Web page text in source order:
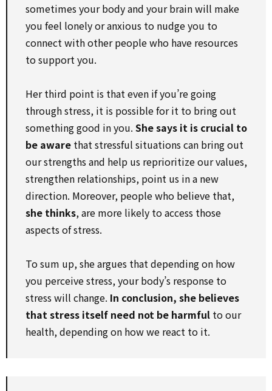
sometimes your body and your brain will make
you feel lonely or anxious to nudge you to
connect with other people who have resources
to support you.
Her third point is that even if you’re going
through stress, it is possible for it to bring out
something good in you. She says it is crucial to
be aware that stressful situations can bring out
our strengths and help us reprioritize our values,
strengthen relationships, point us in a new
direction. Moreover, people who believe that,
she thinks, are more likely to access those
aspects of stress.
To sum up, she argues that depending on how
you perceive stress, your body’s response to
stress will change. In conclusion, she believes
that stress itself need not be harmful to our
health, depending on how we react to it.